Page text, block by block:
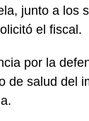
junto a los
el fiscal.
por la
de salud del